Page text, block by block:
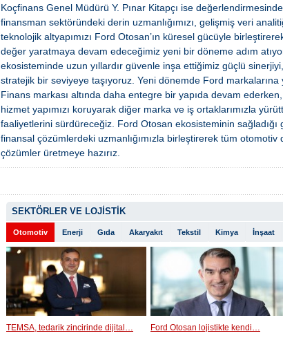
Koçfinans Genel Müdürü Y. Pınar Kitapçı ise
finansman sektöründeki derin uzmanlığımızı, gelişmiş veri
teknolojik altyapımızı Ford Otosan’ın küresel gücüyle
değer yaratmaya devam edeceğimiz yeni bir döneme adım
ekosisteminde uzun yıllardır güvenle inşa ettiğimiz güçlü
stratejik bir seviyeye taşıyoruz. Yeni dönemde Ford
Finans markası altında daha entegre bir yapıda devam
hizmet yapımızı koruyarak diğer marka ve iş ortaklarımızla
faaliyetlerini sürdüreceğiz. Ford Otosan ekosisteminin
finansal çözümlerdeki uzmanlığımızla birleştirerek tüm otomotiv
çözümler üretmeye hazırız.
SEKTÖRLER VE LOJİSTİK
Otomotiv Enerji Gıda Akaryakıt Tekstil Kimya İnşaat
TEMSA, tedarik zincirinde dijital… Ford Otosan lojistikte kendi…